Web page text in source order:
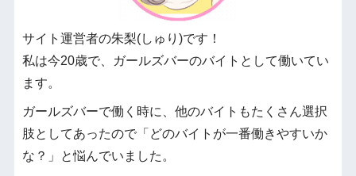
サイト運営者の朱梨(しゅり)です！
私は今20歳で、ガールズバーのバイトとして働いてい
ます。
ガールズバーで働く時に、他のバイトもたくさん選択
肢としてあったので「どのバイトが一番働きやすいか
な？」と悩んでいました。